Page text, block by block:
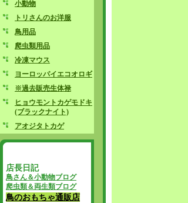
小動物
トリさんのお洋服
鳥用品
爬虫類用品
冷凍マウス
ヨーロッパイエコオロギ
※過去販売生体禄
ヒョウモントカゲモドキ
(ブラックナイト)
アオジタトカゲ
店長日記
鳥さん＆小動物ブログ
爬虫類＆両生類ブログ
鳥のおもちゃ通販店